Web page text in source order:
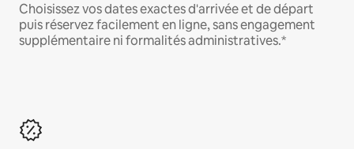
Choisissez vos dates exactes d'arrivée et de départ
puis réservez facilement en ligne, sans engagement
supplémentaire ni formalités administratives.*